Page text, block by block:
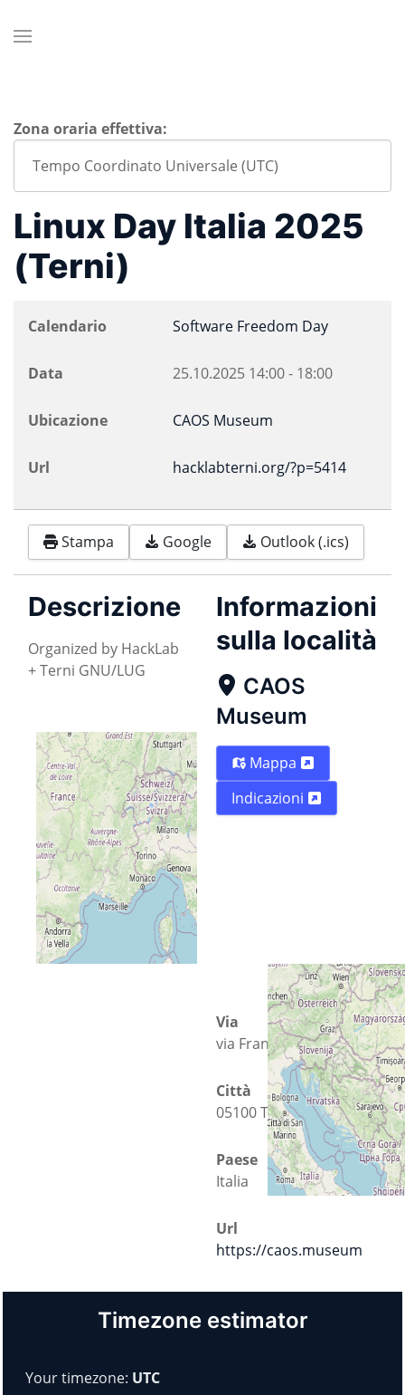
Zona oraria effettiva:
Linux Day Italia 2025
(Terni)
Calendario Software Freedom Day
Data 25.10.2025 14:00- 18:00
Ubicazione CAOS Museum
Url hacklabterni.org/?p=5414
Stampa Google Outlook (.ics)
Descrizione
Organized by HackLab
+ Terni GNU/LUG
Informazioni
sulla località
CAOS
Museum
Mappa
Indicazioni
Via
via Franco Molé 25
Città
05100 Terni
Paese
Italia
Url
https://caos.museum
Timezone estimator
Your timezone: UTC